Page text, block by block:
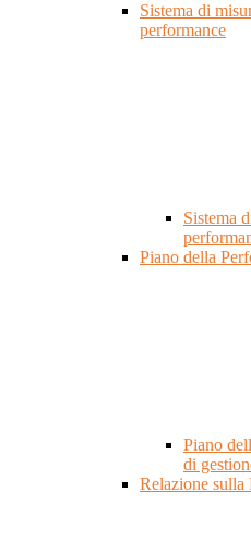
Sistema di
performance
Sistema
Piano della
Piano
di
Relazione sulla